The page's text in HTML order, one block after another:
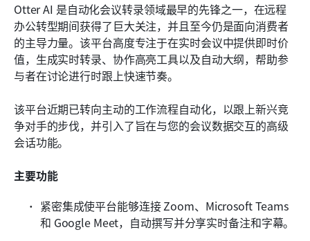
Otter AI 是自动化会议转录领域最早的先锋之一，在远程
办公转型期间获得了巨大关注，并且至今仍是面向消费者
的主导力量。该平台高度专注于在实时会议中提供即时价
值，生成实时转录、协作高亮工具以及自动大纲，帮助参
与者在讨论进行时跟上快速节奏。
该平台近期已转向主动的工作流程自动化，以跟上新兴竞
争对手的步伐，并引入了旨在与您的会议数据交互的高级
会话功能。
主要功能
紧密集成使平台能够连接 Zoom、Microsoft Teams
和 Google Meet，自动撰写并分享实时备注和字幕。